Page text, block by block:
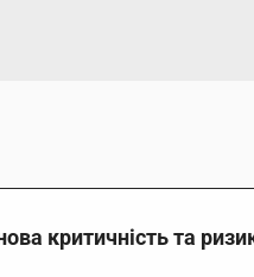
критичність та